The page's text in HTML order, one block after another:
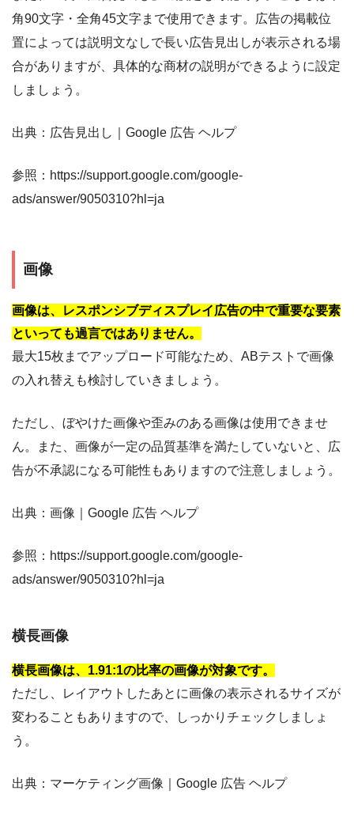
角90文字・全角45文字まで使用できます。広告の掲載位
置によっては説明文なしで長い広告見出しが表示される場
合がありますが、具体的な商材の説明ができるように設定
しましょう。
出典：広告見出し｜Google 広告 ヘルプ
参照：https://support.google.com/google-
ads/answer/9050310?hl=ja
画像
画像は、レスポンシブディスプレイ広告の中で重要な要素
といっても過言ではありません。
最大15枚までアップロード可能なため、ABテストで画像
の入れ替えも検討していきましょう。
ただし、ぼやけた画像や歪みのある画像は使用できませ
ん。また、画像が一定の品質基準を満たしていないと、広
告が不承認になる可能性もありますので注意しましょう。
出典：画像｜Google 広告 ヘルプ
参照：https://support.google.com/google-
ads/answer/9050310?hl=ja
横長画像
横長画像は、1.91:1の比率の画像が対象です。
ただし、レイアウトしたあとに画像の表示されるサイズが
変わることもありますので、しっかりチェックしましょ
う。
出典：マーケティング画像｜Google 広告 ヘルプ